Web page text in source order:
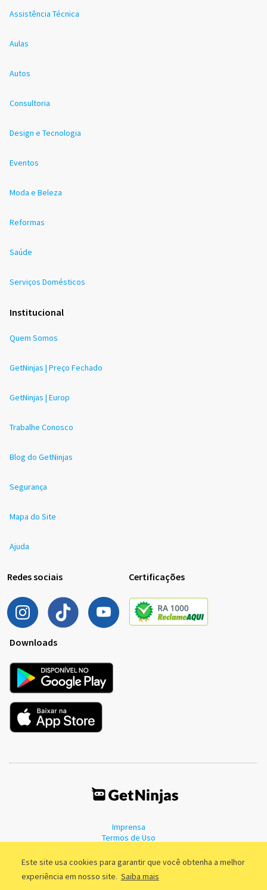
Este site usa cookies para garantir que você obtenha a melhor
experiência em nosso site. Saiba mais
Assistência Técnica
Aulas
Autos
Consultoria
Design e Tecnologia
Eventos
Moda e Beleza
Reformas
Saúde
Serviços Domésticos
Institucional
Quem Somos
GetNinjas | Preço Fechado
GetNinjas | Europ
Trabalhe Conosco
Blog do GetNinjas
Segurança
Mapa do Site
Ajuda
Redes sociais Certificações
Downloads
Imprensa
Termos de Uso